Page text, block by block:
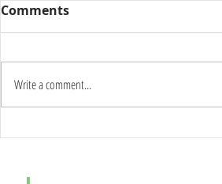
Comments
Write a comment...